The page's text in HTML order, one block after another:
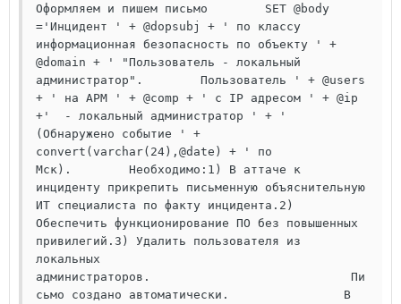
Оформляем и пишем письмо        SET @body
='Инцидент ' + @dopsubj + ' по классу
информационная безопасность по объекту ' +
@domain + ' "Пользователь - локальный
администратор".        Пользователь ' + @users
+ ' на АРМ ' + @comp + ' с IP адресом ' + @ip
+'  - локальный администратор ' + '
(Обнаружено событие ' +
convert(varchar(24),@date) + ' по
Мск).        Необходимо:1) В аттаче к
инциденту прикрепить письменную объяснительную
ИТ специалиста по факту инцидента.2)
Обеспечить функционирование ПО без повышенных
привилегий.3) Удалить пользователя из
локальных
администраторов.                            Пи
сьмо создано автоматически.                В